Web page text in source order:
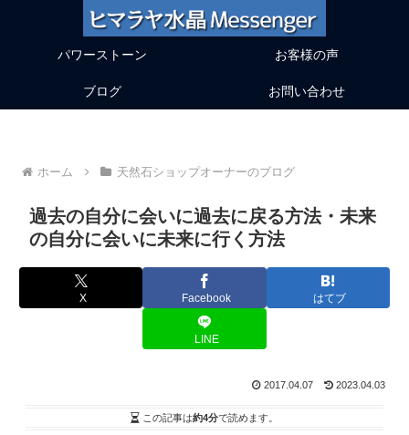
パワーストーン お客様の声
ブログ お問い合わせ
ホーム 天然石ショップオーナーのブログ
過去の自分に会いに過去に戻る方法・未来
の自分に会いに未来に行く方法
X Facebook はてブ
LINE
2017.04.07 2023.04.03
この記事は約4分で読めます。